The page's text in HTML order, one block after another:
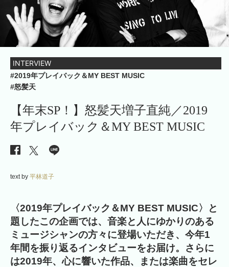
INTERVIEW
#2019年プレイバック＆MY BEST MUSIC
#怒髪天
【年末SP！】怒髪天増子直純／2019
年プレイバック＆MY BEST MUSIC
text by 平林道子
〈2019年プレイバック＆MY BEST MUSIC〉と
題したこの企画では、音楽と人にゆかりのある
ミュージシャンの方々に登場いただき、今年1
年間を振り返るインタビューをお届け。さらに
は2019年、心に響いた作品、または楽曲をセレ